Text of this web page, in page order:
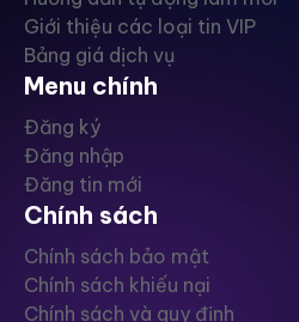
Giới thiệu các loại tin VIP
Bảng giá dịch vụ
Menu chính
Đăng ký
Đăng nhập
Đăng tin mới
Chính sách
Chính sách bảo mật
Chính sách khiếu nại
Chính sách và quy định